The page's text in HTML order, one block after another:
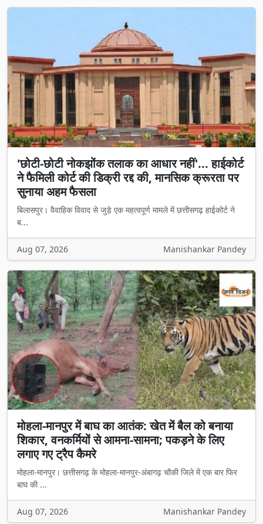
'छोटी-छोटी नोकझोंक तलाक का आधार नहीं'... हाईकोर्ट
ने फैमिली कोर्ट की डिक्री रद्द की, मानसिक क्रूरता पर
सुनाया अहम फैसला
बिलासपुर। वैवाहिक विवाद से जुड़े एक महत्वपूर्ण मामले में छत्तीसगढ़ हाईकोर्ट ने
ब...
Aug 07, 2026 Manishankar Pandey
मोहला-मानपुर में बाघ का आतंक: खेत में बैल को बनाया
शिकार, वनकर्मियों से आमना-सामना; पकड़ने के लिए
लगाए गए ट्रैप कैमरे
मोहला-मानपुर। छत्तीसगढ़ के मोहला-मानपुर-अंबागढ़ चौकी जिले में एक बार फिर
बाघ की ...
Aug 07, 2026 Manishankar Pandey